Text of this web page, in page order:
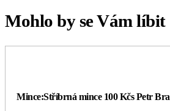
Mohlo by se Vám líbit
Mince:Stříbrná mince 100 Kčs Petr